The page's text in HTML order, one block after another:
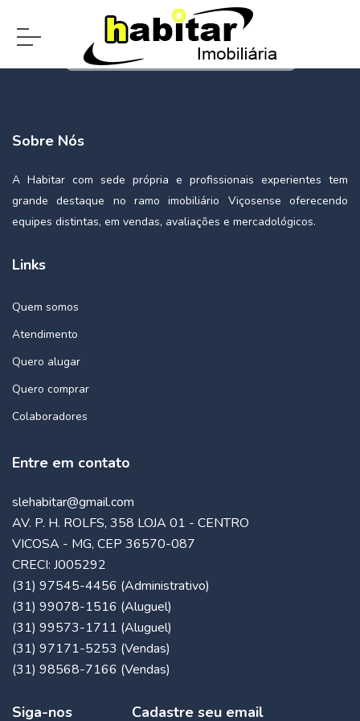
Sobre Nós
A Habitar com sede própria e profissionais experientes tem
grande destaque no ramo imobiliário Viçosense oferecendo
equipes distintas, em vendas, avaliações e mercadológicos.
Links
Quem somos
Atendimento
Quero alugar
Quero comprar
Colaboradores
Entre em contato
slehabitar@gmail.com
AV. P. H. ROLFS, 358 LOJA 01 - CENTRO
VICOSA - MG, CEP 36570-087
CRECI: J005292
(31) 97545-4456 (Administrativo)
(31) 99078-1516 (Aluguel)
(31) 99573-1711 (Aluguel)
(31) 97171-5253 (Vendas)
(31) 98568-7166 (Vendas)
Siga-nos Cadastre seu email